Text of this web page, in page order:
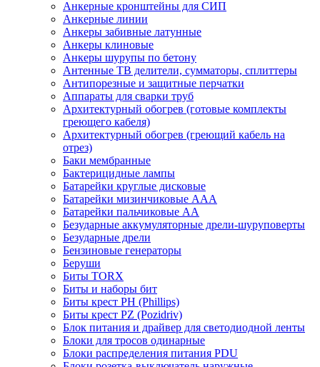
Анкерные кронштейны для СИП
Анкерные линии
Анкеры забивные латунные
Анкеры клиновые
Анкеры шурупы по бетону
Антенные ТВ делители, сумматоры, сплиттеры
Антипорезные и защитные перчатки
Аппараты для сварки труб
Архитектурный обогрев (готовые комплекты
греющего кабеля)
Архитектурный обогрев (греющий кабель на
отрез)
Баки мембранные
Бактерицидные лампы
Батарейки круглые дисковые
Батарейки мизинчиковые ААА
Батарейки пальчиковые АА
Безударные аккумуляторные дрели-шуруповерты
Безударные дрели
Бензиновые генераторы
Беруши
Биты TORX
Биты и наборы бит
Биты крест PH (Phillips)
Биты крест PZ (Pozidriv)
Блок питания и драйвер для светодиодной ленты
Блоки для тросов одинарные
Блоки распределения питания PDU